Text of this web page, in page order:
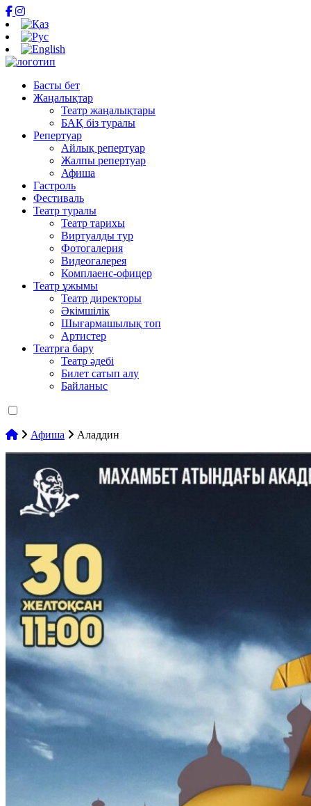
Басты бет
Жаңалықтар
Театр жаңалықтары
БАҚ біз туралы
Репертуар
Айлық репертуар
Жалпы репертуар
Афиша
Гастроль
Фестиваль
Театр туралы
Театр тарихы
Виртуалды тур
Фотогалерия
Видеогалерея
Комплаенс-офицер
Театр ұжымы
Театр директоры
Әкімшілік
Шығармашылық топ
Артистер
Театрға бару
Театр әдебі
Билет сатып алу
Байланыс
Афиша Аладдин